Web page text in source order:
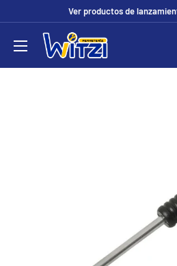
contenido
Ver productos de
FERRETERÍA
WITZI